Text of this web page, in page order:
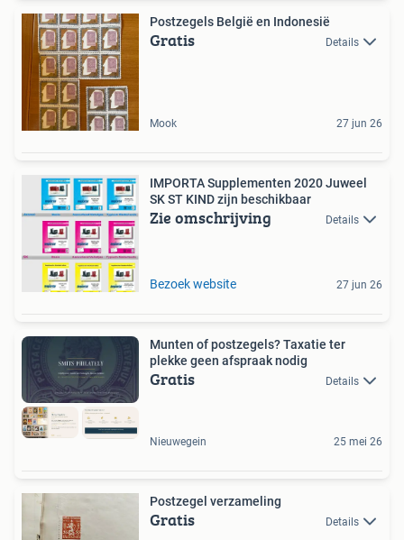
Postzegels België en Indonesië
Gratis Details
Mook 27 jun 26
IMPORTA Supplementen 2020 Juweel
SK ST KIND zijn beschikbaar
Zie omschrijving Details
Bezoek website 27 jun 26
Munten of postzegels? Taxatie ter
plekke geen afspraak nodig
Gratis Details
Nieuwegein 25 mei 26
Postzegel verzameling
Gratis Details